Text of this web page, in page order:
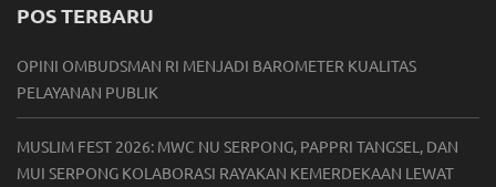
POS TERBARU
OPINI OMBUDSMAN RI MENJADI BAROMETER KUALITAS
PELAYANAN PUBLIK
MUSLIM FEST 2026: MWC NU SERPONG, PAPPRI TANGSEL, DAN
MUI SERPONG KOLABORASI RAYAKAN KEMERDEKAAN LEWAT